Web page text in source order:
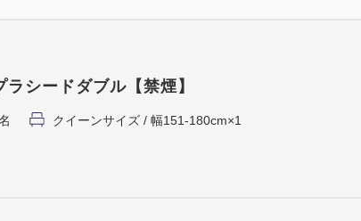
シードダブル【禁煙】
クイーンサイズ / 幅151-180cm×1